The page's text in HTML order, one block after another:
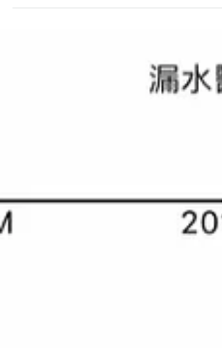
浴室地台及房間走廊，導致牆身出現滲水跡像， 一
下或者浸出其他地方影響自己地板